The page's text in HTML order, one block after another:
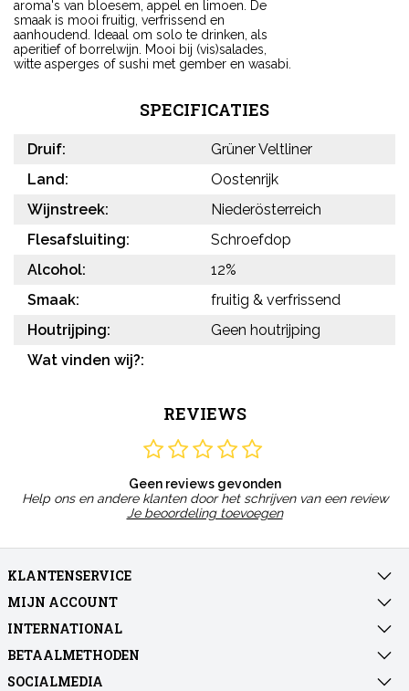
aroma's van bloesem, appel en limoen. De
smaak is mooi fruitig, verfrissend en
aanhoudend. Ideaal om solo te drinken, als
aperitief of borrelwijn. Mooi bij (vis)salades,
witte asperges of sushi met gember en wasabi.
SPECIFICATIES
Druif:
Grüner Veltliner
Land:
Oostenrijk
Wijnstreek:
Niederösterreich
Flesafsluiting:
Schroefdop
Alcohol:
12%
Smaak:
fruitig & verfrissend
Houtrijping:
Geen houtrijping
Wat vinden wij?:
REVIEWS
Geen reviews gevonden
Help ons en andere klanten door het schrijven van een review
Je beoordeling toevoegen
KLANTENSERVICE
MIJN ACCOUNT
INTERNATIONAL
BETAALMETHODEN
SOCIALMEDIA